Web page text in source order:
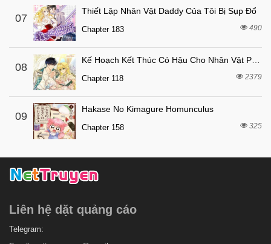
Chapter 63 2 tháng trước
Chapter 62
Chapter 61 2 tháng trước
Chapter 60
Chapter 59
Chapter 58 2 tháng trước
Chapter 57
Chapter 55
Chapter 53 2 tháng trước
Chapter 52
07
Thiết Lập Nhân Vật Daddy Của Tôi Bị Sụp Đổ
Chapter 183 490
08
Chapter 118 2379
09
Hakase No Kimagure Homunculus
Chapter 158 325
Liên hệ dặt quảng cáo
Telegram: